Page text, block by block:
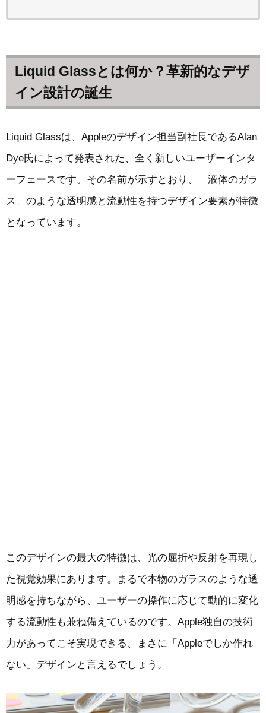
Liquid Glassとは何か？革新的なデザ
イン設計の誕生
Liquid Glassは、Appleのデザイン担当副社長であるAlan
Dye氏によって発表された、全く新しいユーザーインタ
ーフェースです。その名前が示すとおり、「液体のガラ
ス」のような透明感と流動性を持つデザイン要素が特徴
となっています。
このデザインの最大の特徴は、光の屈折や反射を再現し
た視覚効果にあります。まるで本物のガラスのような透
明感を持ちながら、ユーザーの操作に応じて動的に変化
する流動性も兼ね備えているのです。Apple独自の技術
力があってこそ実現できる、まさに「Appleでしか作れ
ない」デザインと言えるでしょう。